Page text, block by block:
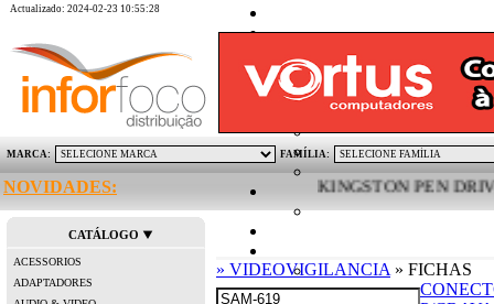
Actualizado: 2024-02-23 10:55:28
MARCA: FAMÍLIA:
NOVIDADES: KINGSTON PEN DRIVE
CATÁLOGO
ACESSORIOS
ADAPTADORES
» VIDEOVIGILANCIA » FICHAS